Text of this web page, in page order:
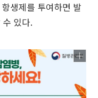
생제를 투여하면 발
있다.